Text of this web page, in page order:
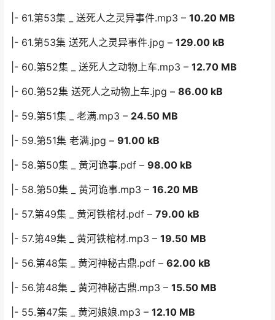
|- 61.第53集 _ 送死人之灵异事件.mp3 – 10.20 MB
|- 61.第53集 送死人之灵异事件.jpg – 129.00 kB
|- 60.第52集 _ 送死人之动物上车.mp3 – 12.70 MB
|- 60.第52集 送死人之动物上车.jpg – 86.00 kB
|- 59.第51集 _ 老满.mp3 – 24.50 MB
|- 59.第51集 老满.jpg – 91.00 kB
|- 58.第50集 _ 黄河诡事.pdf – 98.00 kB
|- 58.第50集 _ 黄河诡事.mp3 – 16.20 MB
|- 57.第49集 _ 黄河铁棺材.pdf – 79.00 kB
|- 57.第49集 _ 黄河铁棺材.mp3 – 19.50 MB
|- 56.第48集 _ 黄河神秘古鼎.pdf – 62.00 kB
|- 56.第48集 _ 黄河神秘古鼎.mp3 – 15.50 MB
|- 55.第47集 _ 黄河娘娘.mp3 – 12.10 MB